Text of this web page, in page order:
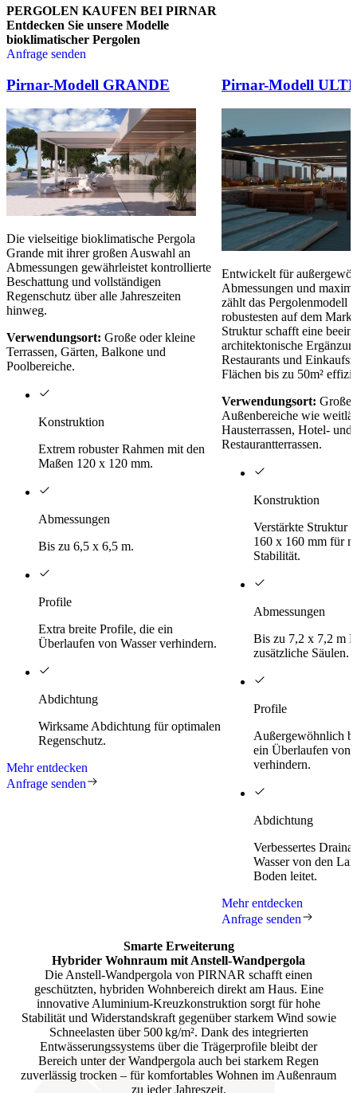
PERGOLEN KAUFEN BEI PIRNAR
Entdecken Sie unsere Modelle
bioklimatischer Pergolen
Anfrage senden
Pirnar-Modell GRANDE
Die vielseitige bioklimatische Pergola
Grande mit ihrer großen Auswahl an
Abmessungen gewährleistet kontrollierte
Beschattung und vollständigen
Regenschutz über alle Jahreszeiten
hinweg.
Verwendungsort: Große oder kleine
Terrassen, Gärten, Balkone und
Poolbereiche.
Konstruktion
Extrem robuster Rahmen mit den
Maßen 120 x 120 mm.
Abmessungen
Bis zu 6,5 x 6,5 m.
Profile
Extra breite Profile, die ein
Überlaufen von Wasser verhindern.
Abdichtung
Wirksame Abdichtung für optimalen
Regenschutz.
Mehr entdecken
Anfrage senden
Pirnar-Modell
Entwickelt für
Abmessungen und
zählt das Pergolenmodell
robustesten auf dem
Struktur schafft eine
architektonische
Restaurants und
Flächen bis zu 50m²
Verwendungsort: Große
Außenbereiche wie
Hausterrassen, Hotel- und
Restaurantterrassen.
Konstruktion
Verstärkte Struktur
160 x 160 mm für
Stabilität.
Abmessungen
Bis zu 7,2 x 7,2 m
zusätzliche Säulen.
Profile
Außergewöhnlich
ein Überlaufen von
verhindern.
Abdichtung
Verbessertes
Wasser von den
Boden leitet.
Mehr entdecken
Anfrage senden
Smarte Erweiterung
Hybrider Wohnraum mit Anstell‑Wandpergola
Die Anstell‑Wandpergola von PIRNAR schafft einen
geschützten, hybriden Wohnbereich direkt am Haus. Eine
innovative Aluminium‑Kreuzkonstruktion sorgt für hohe
Stabilität und Widerstandskraft gegenüber starkem Wind sowie
Schneelasten über 500 kg/m². Dank des integrierten
Entwässerungssystems über die Trägerprofile bleibt der
Bereich unter der Wandpergola auch bei starkem Regen
zuverlässig trocken – für komfortables Wohnen im Außenraum
zu jeder Jahreszeit.